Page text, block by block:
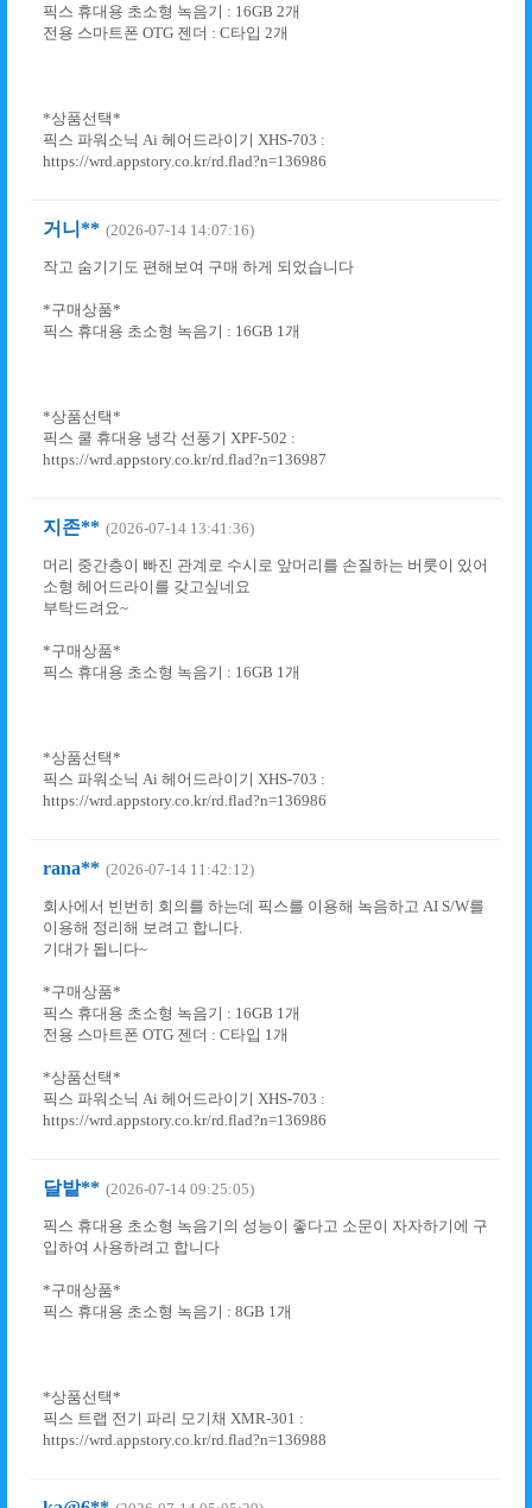
픽스 휴대용 초소형 녹음기 : 16GB 2개
전용 스마트폰 OTG 젠더 : C타입 2개
*상품선택*
픽스 파워소닉 Ai 헤어드라이기 XHS-703 :
https://wrd.appstory.co.kr/rd.flad?n=136986
거니** (2026-07-14 14:07:16)
작고 숨기기도 편해보여 구매 하게 되었습니다
*구매상품*
픽스 휴대용 초소형 녹음기 : 16GB 1개
*상품선택*
픽스 쿨 휴대용 냉각 선풍기 XPF-502 :
https://wrd.appstory.co.kr/rd.flad?n=136987
지존** (2026-07-14 13:41:36)
머리 중간층이 빠진 관계로 수시로 앞머리를 손질하는 버룻이 있어
소형 헤어드라이를 갖고싶네요
부탁드려요~
*구매상품*
픽스 휴대용 초소형 녹음기 : 16GB 1개
*상품선택*
픽스 파워소닉 Ai 헤어드라이기 XHS-703 :
https://wrd.appstory.co.kr/rd.flad?n=136986
rana** (2026-07-14 11:42:12)
회사에서 빈번히 회의를 하는데 픽스를 이용해 녹음하고 AI S/W를
이용해 정리해 보려고 합니다.
기대가 됩니다~
*구매상품*
픽스 휴대용 초소형 녹음기 : 16GB 1개
전용 스마트폰 OTG 젠더 : C타입 1개
*상품선택*
픽스 파워소닉 Ai 헤어드라이기 XHS-703 :
https://wrd.appstory.co.kr/rd.flad?n=136986
달밭** (2026-07-14 09:25:05)
픽스 휴대용 초소형 녹음기의 성능이 좋다고 소문이 자자하기에 구
입하여 사용하려고 합니다
*구매상품*
픽스 휴대용 초소형 녹음기 : 8GB 1개
*상품선택*
픽스 트랩 전기 파리 모기채 XMR-301 :
https://wrd.appstory.co.kr/rd.flad?n=136988